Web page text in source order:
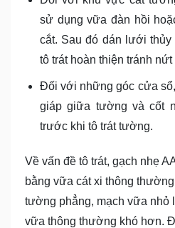
sử dụng vữa đàn hồi
cắt. Sau đó dán lưới
tô trát hoàn thiện tránh
Đối với những góc cửa
giáp giữa tường và cốt
trước khi tô trát tường.
Về vấn đề tô trát, gạch nhẹ
bằng vữa cát xi thông
tường phẳng, mạch vữa nhỏ
vữa thông thường khó hơn.